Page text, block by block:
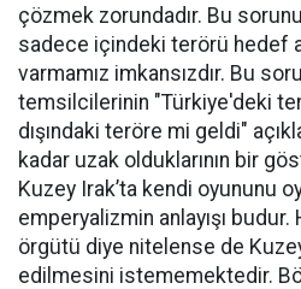
çözmek zorundadır. Bu
sadece içindeki terörü hedef
varmamız imkansızdır. Bu
temsilcilerinin "Türkiye'deki
dışındaki teröre mi geldi"
kadar uzak olduklarının bir
Kuzey Irak’ta kendi oyununu
emperyalizmin anlayışı
örgütü diye nitelense de
edilmesini istememektedir.